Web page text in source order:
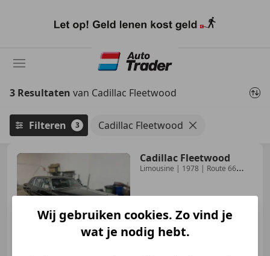
naar
3 Resultaten van Cadillac Fleetwood
Filteren 3 Cadillac Fleetwood
Cadillac Fleetwood
Limousine | 1978 | Route 66
€ 8.500
Wij gebruiken cookies. Zo vind je
wat je nodig hebt.